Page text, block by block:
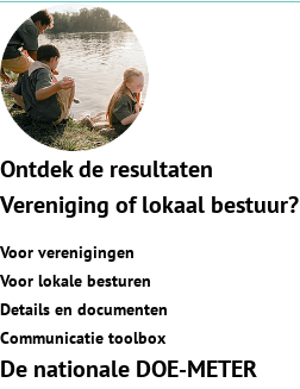
Ontdek de resultaten
Vereniging of lokaal bestuur?
Voor verenigingen
Voor lokale besturen
Details en documenten
Communicatie toolbox
De nationale DOE-METER